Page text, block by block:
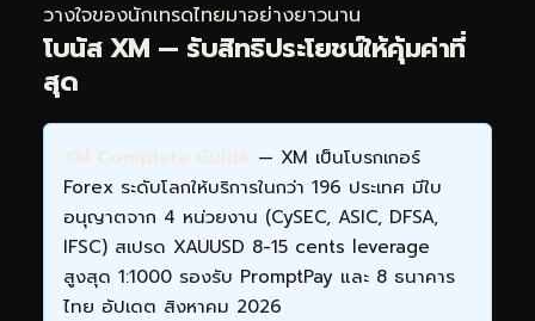
วางใจของนักเทรดไทยมาอย่างยาวนาน
โบนัส XM — รับสิทธิประโยชน์ให้คุ้มค่าที่
สุด
XM Complete Guide — XM เป็นโบรกเกอร์
Forex ระดับโลกให้บริการในกว่า 196 ประเทศ มีใบ
อนุญาตจาก 4 หน่วยงาน (CySEC, ASIC, DFSA,
IFSC) สเปรด XAUUSD 8-15 cents leverage
สูงสุด 1:1000 รองรับ PromptPay และ 8 ธนาคาร
ไทย อัปเดต สิงหาคม 2026